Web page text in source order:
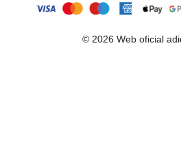
© 2026 Web oficial